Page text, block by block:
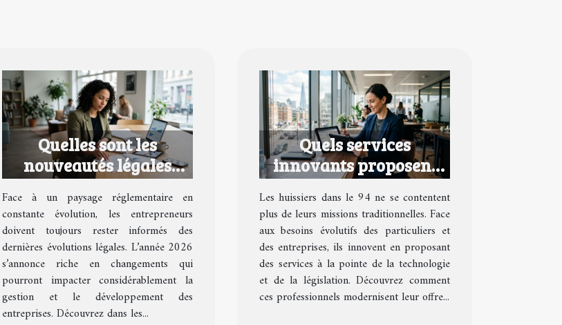
Quelles sont les
nouveautés légales
pour les entrepreneurs
en 2026 ?
Face à un paysage réglementaire en
constante évolution, les entrepreneurs
doivent toujours rester informés des
dernières évolutions légales. L’année 2026
s’annonce riche en changements qui
pourront impacter considérablement la
gestion et le développement des
entreprises. Découvrez dans les...
Quels services
innovants proposent
les huissiers dans le 94
?
Les huissiers dans le 94 ne se contentent
plus de leurs missions traditionnelles. Face
aux besoins évolutifs des particuliers et
des entreprises, ils innovent en proposant
des services à la pointe de la technologie
et de la législation. Découvrez comment
ces professionnels modernisent leur offre...